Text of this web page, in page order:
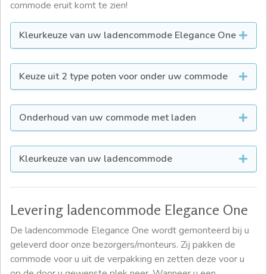
commode eruit komt te zien!
Kleurkeuze van uw ladencommode Elegance One
Keuze uit 2 type poten voor onder uw commode
Onderhoud van uw commode met laden
Kleurkeuze van uw ladencommode
Levering ladencommode Elegance One
De ladencommode Elegance One wordt gemonteerd bij u
geleverd door onze bezorgers/monteurs. Zij pakken de
commode voor u uit de verpakking en zetten deze voor u